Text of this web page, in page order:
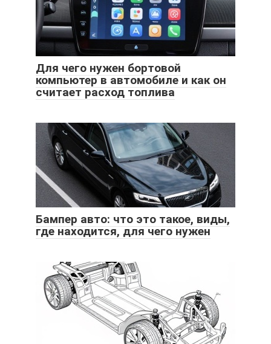
Для чего нужен бортовой
компьютер в автомобиле и как он
считает расход топлива
Бампер авто: что это такое, виды,
где находится, для чего нужен